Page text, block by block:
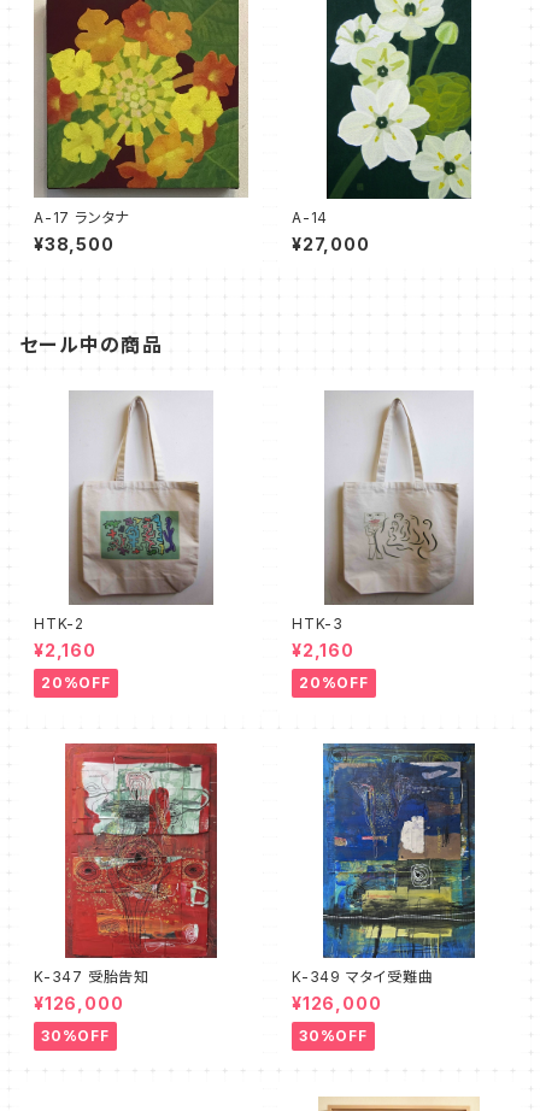
A-17 ランタナ
¥38,500
A-14
¥27,000
セール中の商品
HTK-2
¥2,160
20%OFF
HTK-3
¥2,160
20%OFF
K-347 受胎告知
¥126,000
30%OFF
K-349 マタイ受難曲
¥126,000
30%OFF